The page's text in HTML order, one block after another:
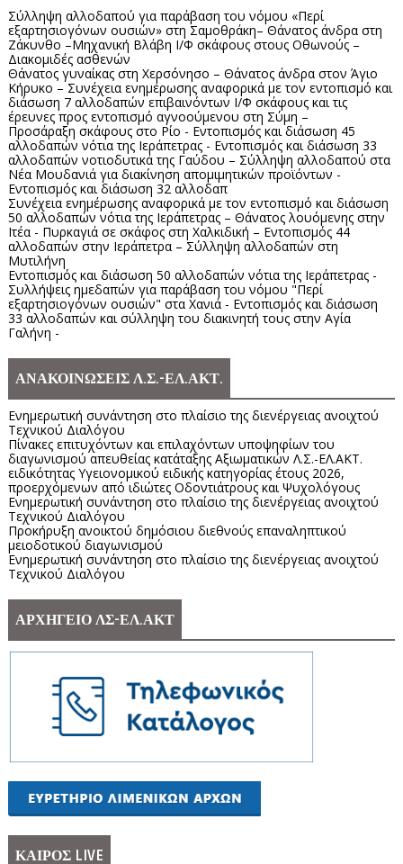
Σύλληψη αλλοδαπού για παράβαση του νόμου «Περί
εξαρτησιογόνων ουσιών» στη Σαμοθράκη– Θάνατος άνδρα στη
Ζάκυνθο –Μηχανική Βλάβη Ι/Φ σκάφους στους Οθωνούς –
Διακομιδές ασθενών
Θάνατος γυναίκας στη Χερσόνησο – Θάνατος άνδρα στον Άγιο
Κήρυκο – Συνέχεια ενημέρωσης αναφορικά με τον εντοπισμό και
διάσωση 7 αλλοδαπών επιβαινόντων Ι/Φ σκάφους και τις
έρευνες προς εντοπισμό αγνοούμενου στη Σύμη –
Προσάραξη σκάφους στο Ρίο - Εντοπισμός και διάσωση 45
αλλοδαπών νότια της Ιεράπετρας - Εντοπισμός και διάσωση 33
αλλοδαπών νοτιοδυτικά της Γαύδου – Σύλληψη αλλοδαπού στα
Νέα Μουδανιά για διακίνηση απομιμητικών προϊόντων -
Εντοπισμός και διάσωση 32 αλλοδαπ
Συνέχεια ενημέρωσης αναφορικά με τον εντοπισμό και διάσωση
50 αλλοδαπών νότια της Ιεράπετρας – Θάνατος λουόμενης στην
Ιτέα - Πυρκαγιά σε σκάφος στη Χαλκιδική – Εντοπισμός 44
αλλοδαπών στην Ιεράπετρα – Σύλληψη αλλοδαπών στη
Μυτιλήνη
Εντοπισμός και διάσωση 50 αλλοδαπών νότια της Ιεράπετρας -
Συλλήψεις ημεδαπών για παράβαση του νόμου "Περί
εξαρτησιογόνων ουσιών" στα Χανιά - Εντοπισμός και διάσωση
33 αλλοδαπών και σύλληψη του διακινητή τους στην Αγία
Γαλήνη -
ΑΝΑΚΟΙΝΩΣΕΙΣ Λ.Σ.-ΕΛ.ΑΚΤ.
Ενημερωτική συνάντηση στο πλαίσιο της διενέργειας ανοιχτού
Τεχνικού Διαλόγου
Πίνακες επιτυχόντων και επιλαχόντων υποψηφίων του
διαγωνισμού απευθείας κατάταξης Αξιωματικών Λ.Σ.-ΕΛ.ΑΚΤ.
ειδικότητας Υγειονομικού ειδικής κατηγορίας έτους 2026,
προερχόμενων από ιδιώτες Οδοντιάτρους και Ψυχολόγους
Ενημερωτική συνάντηση στο πλαίσιο της διενέργειας ανοιχτού
Τεχνικού Διαλόγου
Προκήρυξη ανοικτού δημόσιου διεθνούς επαναληπτικού
μειοδοτικού διαγωνισμού
Ενημερωτική συνάντηση στο πλαίσιο της διενέργειας ανοιχτού
Τεχνικού Διαλόγου
ΑΡΧΗΓΕΙΟ ΛΣ-ΕΛ.ΑΚΤ
ΚΑΙΡΟΣ LIVE